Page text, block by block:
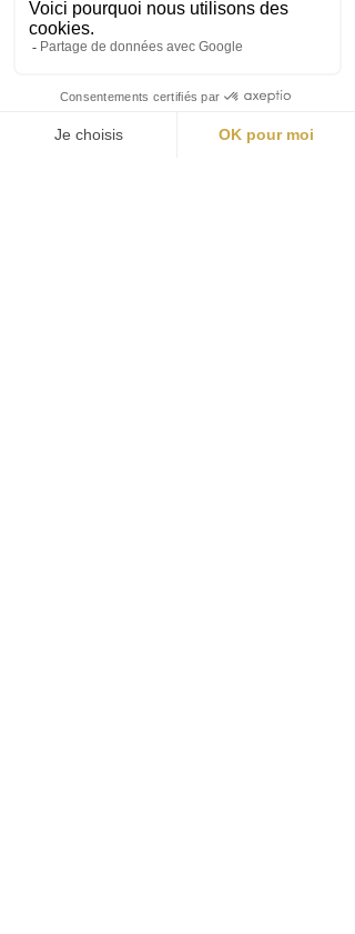
ponovno načrtovali dostavo ali
prevzeli paket v najbližji prevzemni
katero lahko dostavo spremljate v